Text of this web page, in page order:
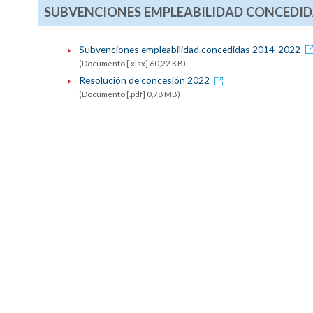
SUBVENCIONES EMPLEABILIDAD
Subvenciones empleabilidad concedidas 2014-2022
(Documento [.xlsx] 60,22 KB)
Resolución de concesión 2022
(Documento [.pdf] 0,78 MB)